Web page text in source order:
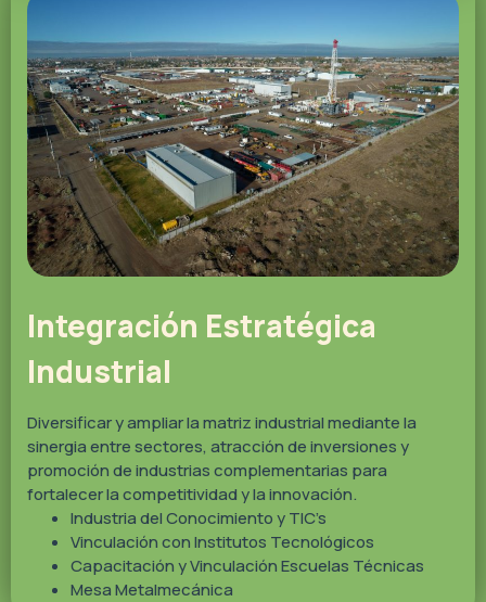
Integración Estratégica
Industrial
Diversificar y ampliar la matriz industrial mediante la
sinergia entre sectores, atracción de inversiones y
promoción de industrias complementarias para
fortalecer la competitividad y la innovación.
Industria del Conocimiento y TIC’s
Vinculación con Institutos Tecnológicos
Capacitación y Vinculación Escuelas Técnicas
Mesa Metalmecánica